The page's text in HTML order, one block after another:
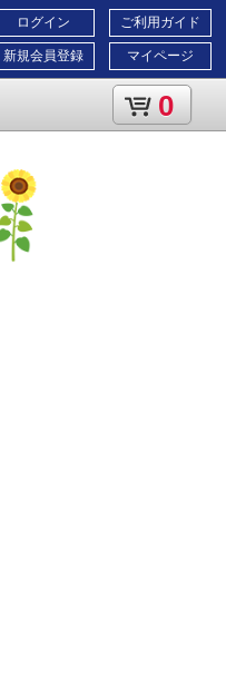
ご利用ガイド
マイページ
ログイン
新規会員登録
0